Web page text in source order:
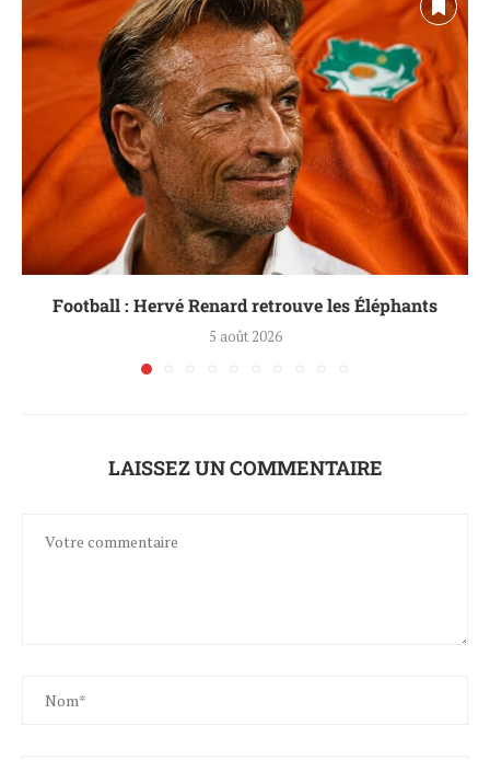
Football : Hervé Renard retrouve les Éléphants
5 août 2026
LAISSEZ UN COMMENTAIRE